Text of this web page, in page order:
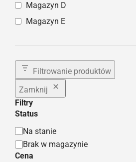
Magazyn D
Magazyn E
Filtrowanie produktów
Zamknij
Filtry
Status
Na stanie
Brak w magazynie
Cena